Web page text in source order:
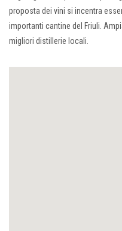
proposta dei vini si incentra
importanti cantine del Friuli.
migliori distillerie locali.